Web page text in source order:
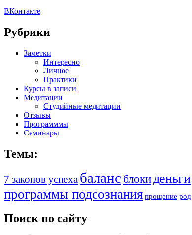
ВКонтакте
Рубрики
Заметки
Интересно
Личное
Практики
Курсы в записи
Медитации
Студийные медитации
Отзывы
Программмы
Семинары
Темы:
7 законов успеха баланс блокиденьги
программы подсознания прощение род
Поиск по сайту